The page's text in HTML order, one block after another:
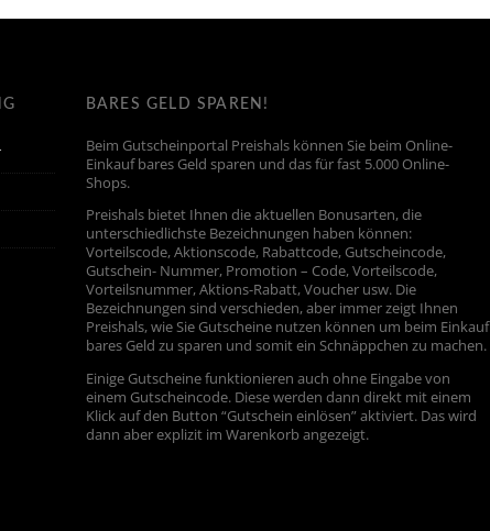
BARES GELD SPAREN!
Beim Gutscheinportal Preishals können Sie beim Online-
Einkauf bares Geld sparen und das für fast 5.000 Online-
Shops.
Preishals bietet Ihnen die aktuellen Bonusarten, die
unterschiedlichste Bezeichnungen haben können:
Vorteilscode, Aktionscode, Rabattcode, Gutscheincode,
Gutschein- Nummer, Promotion – Code, Vorteilscode,
Vorteilsnummer, Aktions-Rabatt, Voucher usw. Die
Bezeichnungen sind verschieden, aber immer zeigt Ihnen
Preishals, wie Sie Gutscheine nutzen können um beim Einkauf
bares Geld zu sparen und somit ein Schnäppchen zu machen.
Einige Gutscheine funktionieren auch ohne Eingabe von
einem Gutscheincode. Diese werden dann direkt mit einem
Klick auf den Button “Gutschein einlösen” aktiviert. Das wird
dann aber explizit im Warenkorb angezeigt.